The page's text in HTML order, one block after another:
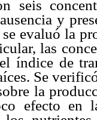
seis
y
evaluó la
las
índice de
Se
la
efecto en